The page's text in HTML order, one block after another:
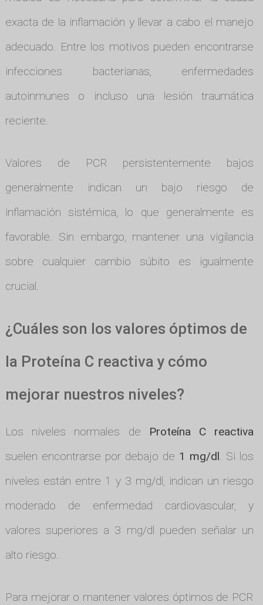
exacta de la inflamación y llevar a cabo el manejo
adecuado. Entre los motivos pueden encontrarse
infecciones bacterianas, enfermedades
autoinmunes o incluso una lesión traumática
reciente.
Valores de PCR persistentemente bajos
generalmente indican un bajo riesgo de
inflamación sistémica, lo que generalmente es
favorable. Sin embargo, mantener una vigilancia
sobre cualquier cambio súbito es igualmente
crucial.
¿Cuáles son los valores óptimos de
la Proteína C reactiva y cómo
mejorar nuestros niveles?
Los niveles normales de
Proteína C reactiva
suelen encontrarse por debajo de 1 mg/dl. Si los
niveles están entre 1 y 3 mg/dl, indican un riesgo
moderado de enfermedad cardiovascular, y
valores superiores a 3 mg/dl pueden señalar un
alto riesgo.
Para mejorar o mantener valores óptimos de PCR